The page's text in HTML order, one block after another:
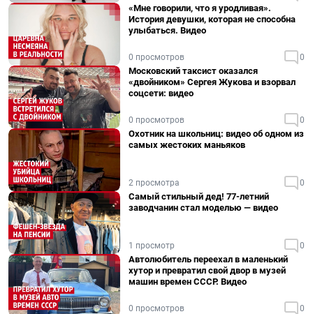
«Мне говорили, что я уродливая».
История девушки, которая не способна
улыбаться. Видео
0 просмотров 0
Московский таксист оказался
«двойником» Сергея Жукова и взорвал
соцсети: видео
0 просмотров 0
Охотник на школьниц: видео об одном из
самых жестоких маньяков
2 просмотра 0
Самый стильный дед! 77-летний
заводчанин стал моделью — видео
1 просмотр 0
Автолюбитель переехал в маленький
хутор и превратил свой двор в музей
машин времен СССР. Видео
0 просмотров 0